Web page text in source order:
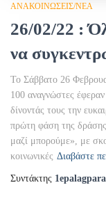
ΑΝΑΚΟΙΝΏΣΕΙΣ/ΝΈΑ
26/02/22 :
να
Το Σάββατο 26
100 αναγνώστες
δίνοντάς τους την
πρώτη φάση της
μαζί μπορούμε», με
κοινωνικές Διαβάστε
Συντάκτης